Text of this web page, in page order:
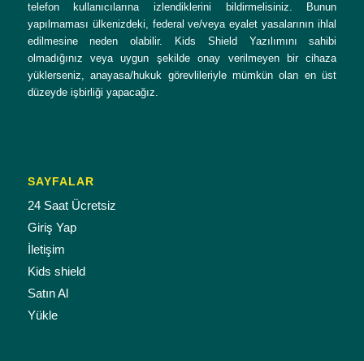
telefon kullanıcılarına izlendiklerini bildirmelisiniz. Bunun
yapılmaması ülkenizdeki, federal ve/veya eyalet yasalarının ihlal
edilmesine neden olabilir. Kids Shield Yazılımını sahibi
olmadığınız veya uygun şekilde onay verilmeyen bir cihaza
yüklerseniz, anayasa/hukuk görevlileriyle mümkün olan en üst
düzeyde işbirliği yapacağız.
SAYFALAR
24 Saat Ücretsiz
Giriş Yap
İletişim
Kids shield
Satın Al
Yükle